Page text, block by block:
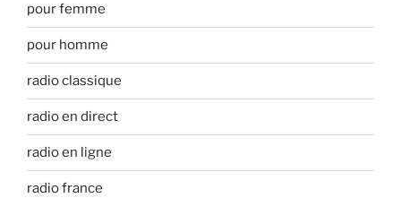
pour femme
pour homme
radio classique
radio en direct
radio en ligne
radio france